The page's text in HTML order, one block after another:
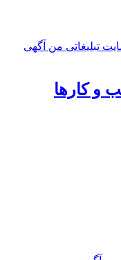
و کارها